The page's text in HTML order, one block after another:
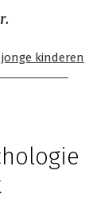
kinderen